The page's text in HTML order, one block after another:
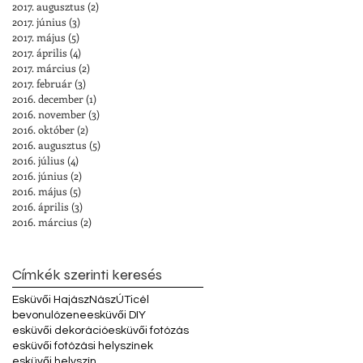
2017. augusztus (2)
2017. június (3)
2017. május (5)
2017. április (4)
2017. március (2)
2017. február(3)
2016. december(1)
2016. november(3)
2016. október(2)
2016. augusztus (5)
2016. július (4)
2016. június (2)
2016. május (5)
2016. április (3)
2016. március (2)
Címkék szerinti keresés
Esküvői HajászNászÚTicél
bevonulózeneesküvői DIY
esküvői dekorációesküvői fotózás
esküvői fotózási helyszínek